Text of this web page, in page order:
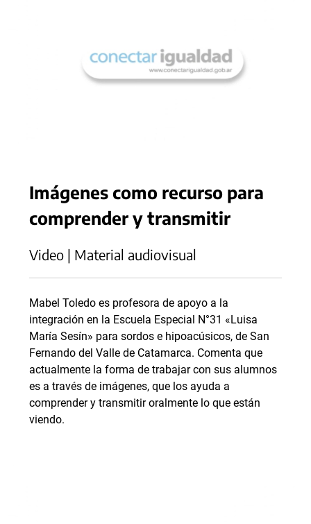
Imágenes como recurso para
comprender y transmitir
Video | Material audiovisual
Mabel Toledo es profesora de apoyo a la
integración en la Escuela Especial N°31 «Luisa
María Sesín» para sordos e hipoacúsicos, de San
Fernando del Valle de Catamarca. Comenta que
actualmente la forma de trabajar con sus alumnos
es a través de imágenes, que los ayuda a
comprender y transmitir oralmente lo que están
viendo.